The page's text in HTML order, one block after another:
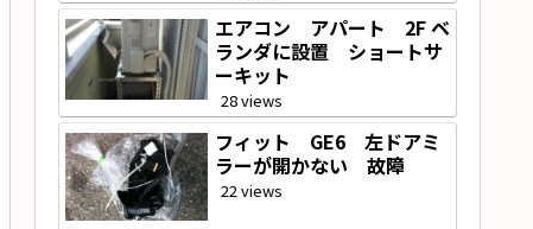
エアコン アパート 2F ベ
ランダに設置 ショートサ
ーキット
28 views
フィット GE6 左ドアミ
ラーが開かない 故障
22 views